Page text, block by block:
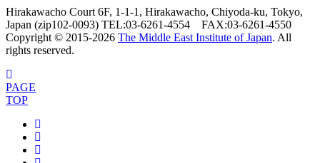
Hirakawacho Court 6F, 1-1-1, Hirakawacho, Chiyoda-ku, Tokyo,
Japan (zip102-0093) TEL:03-6261-4554 FAX:03-6261-4550
Copyright © 2015-2026 The Middle East Institute of Japan. All
rights reserved.
PAGE
TOP